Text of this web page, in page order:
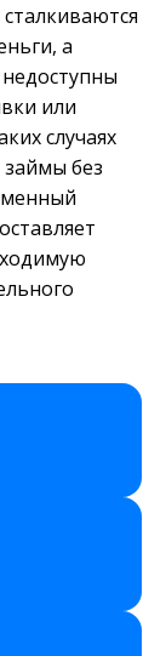
а
или
случаях
без